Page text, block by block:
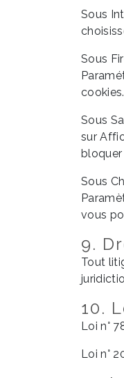
Sous
Sous
cookies.
Sous
sur
bloquer
Sous
vous
9.
Tout
10.
Loi n°
Loi n°